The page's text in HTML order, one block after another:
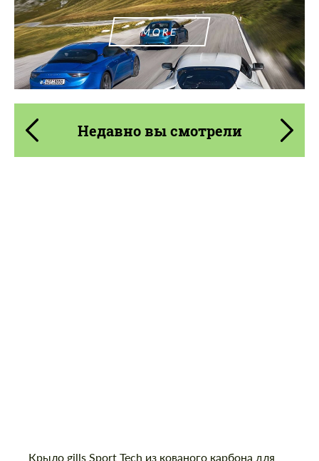
MORE
Недавно вы смотрели
Крыло gills Sport Tech из кованого карбона для